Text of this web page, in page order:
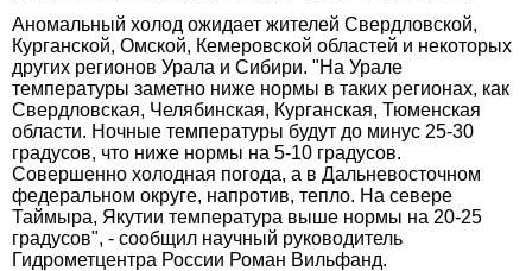
Аномальный холод ожидает жителей Свердловской,
Курганской, Омской, Кемеровской областей и некоторых
других регионов Урала и Сибири. "На Урале
температуры заметно ниже нормы в таких регионах, как
Свердловская, Челябинская, Курганская, Тюменская
области. Ночные температуры будут до минус 25-30
градусов, что ниже нормы на 5-10 градусов.
Совершенно холодная погода, а в Дальневосточном
федеральном округе, напротив, тепло. На севере
Таймыра, Якутии температура выше нормы на 20-25
градусов", - сообщил научный руководитель
Гидрометцентра России Роман Вильфанд.